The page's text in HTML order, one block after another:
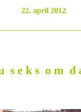
22. april 2012
s e k s o m d